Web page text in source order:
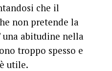
che il
non pretende la
una abitudine nella
troppo spesso e
utile.